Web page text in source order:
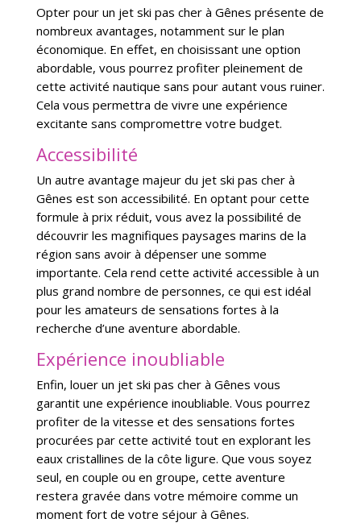
Opter pour un jet ski pas cher à Gênes présente de
nombreux avantages, notamment sur le plan
économique. En effet, en choisissant une option
abordable, vous pourrez profiter pleinement de
cette activité nautique sans pour autant vous ruiner.
Cela vous permettra de vivre une expérience
excitante sans compromettre votre budget.
Accessibilité
Un autre avantage majeur du jet ski pas cher à
Gênes est son accessibilité. En optant pour cette
formule à prix réduit, vous avez la possibilité de
découvrir les magnifiques paysages marins de la
région sans avoir à dépenser une somme
importante. Cela rend cette activité accessible à un
plus grand nombre de personnes, ce qui est idéal
pour les amateurs de sensations fortes à la
recherche d’une aventure abordable.
Expérience inoubliable
Enfin, louer un jet ski pas cher à Gênes vous
garantit une expérience inoubliable. Vous pourrez
profiter de la vitesse et des sensations fortes
procurées par cette activité tout en explorant les
eaux cristallines de la côte ligure. Que vous soyez
seul, en couple ou en groupe, cette aventure
restera gravée dans votre mémoire comme un
moment fort de votre séjour à Gênes.